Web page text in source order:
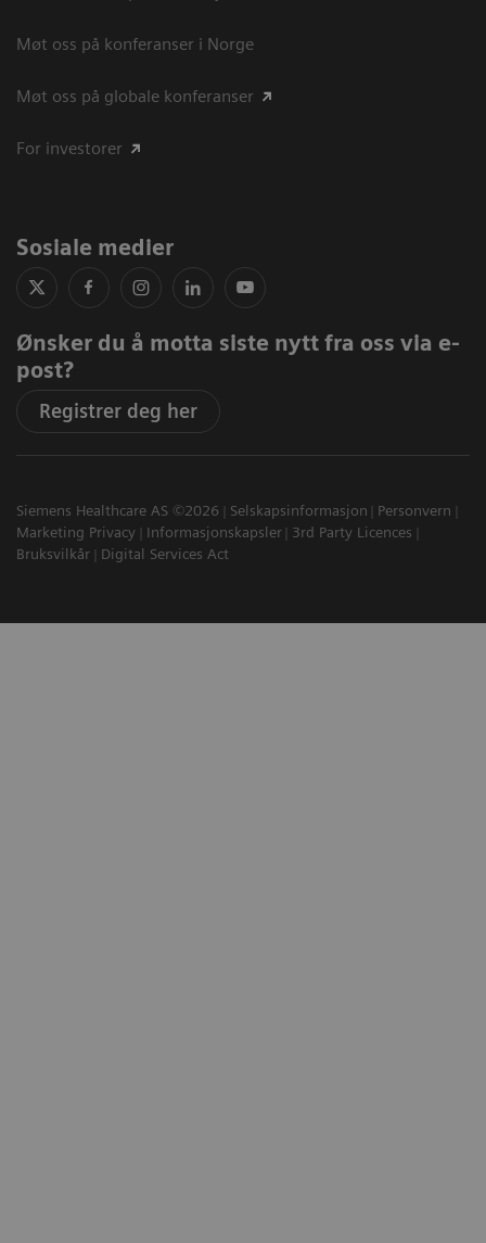
Møt oss på konferanser i Norge
Møt oss på globale konferanser
For investorer
Sosiale medier
Ønsker du å motta siste nytt fra oss via e-
post?
Registrer deg her
Siemens Healthcare AS ©2026 Selskapsinformasjon
Personvern
Marketing Privacy
Informasjonskapsler
3rd Party Licences
Bruksvilkår
Digital Services Act